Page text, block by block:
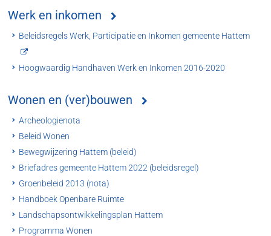
Werk en inkomen
Beleidsregels Werk, Participatie en Inkomen gemeente Hattem
Hoogwaardig Handhaven Werk en Inkomen 2016-2020
Wonen en (ver)bouwen
Archeologienota
Beleid Wonen
Bewegwijzering Hattem (beleid)
Briefadres gemeente Hattem 2022 (beleidsregel)
Groenbeleid 2013 (nota)
Handboek Openbare Ruimte
Landschapsontwikkelingsplan Hattem
Programma Wonen